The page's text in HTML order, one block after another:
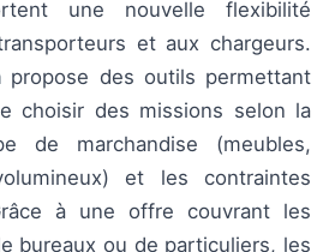
une nouvelle flexibilité
et aux chargeurs.
propose des outils permettant
choisir des missions selon la
de marchandise (meubles,
et les contraintes
à une offre couvrant les
bureaux ou de particuliers, les